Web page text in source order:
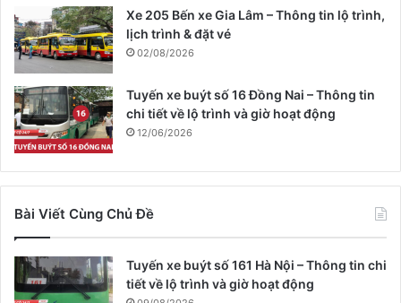
Xe 205 Bến xe Gia Lâm – Thông tin lộ trình,
lịch trình & đặt vé
02/08/2026
Tuyến xe buýt số 16 Đồng Nai – Thông tin
chi tiết về lộ trình và giờ hoạt động
12/06/2026
Bài Viết Cùng Chủ Đề
Tuyến xe buýt số 161 Hà Nội – Thông tin chi
tiết về lộ trình và giờ hoạt động